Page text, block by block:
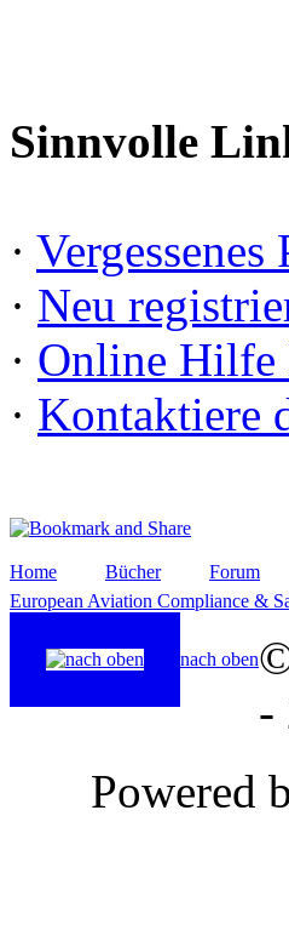
Sinnvolle
·
· Neu
· Online Hilfe
· Kontaktiere
Home Bücher Forum
European Aviation Compliance &
nach oben
-
Powered